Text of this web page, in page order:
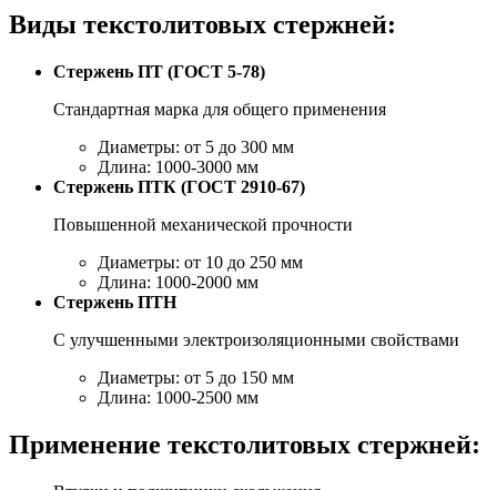
Виды текстолитовых стержней:
Стержень ПТ (ГОСТ 5-78)
Стандартная марка для общего применения
Диаметры: от 5 до 300 мм
Длина: 1000-3000 мм
Стержень ПТК (ГОСТ 2910-67)
Повышенной механической прочности
Диаметры: от 10 до 250 мм
Длина: 1000-2000 мм
Стержень ПТН
С улучшенными электроизоляционными свойствами
Диаметры: от 5 до 150 мм
Длина: 1000-2500 мм
Применение текстолитовых стержней: